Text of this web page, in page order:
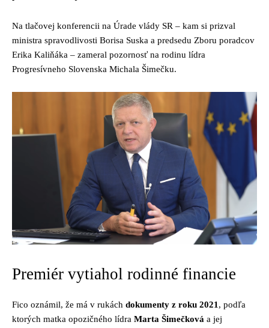
Na tlačovej konferencii na Úrade vlády SR – kam si prizval
ministra spravodlivosti Borisa Suska a predsedu Zboru poradcov
Erika Kaliňáka – zameral pozornosť na rodinu lídra
Progresívneho Slovenska Michala Šimečku.
Premiér vytiahol rodinné financie
Fico oznámil, že má v rukách dokumenty z roku 2021 , podľa
ktorých matka opozičného lídra Marta Šimečková a jej